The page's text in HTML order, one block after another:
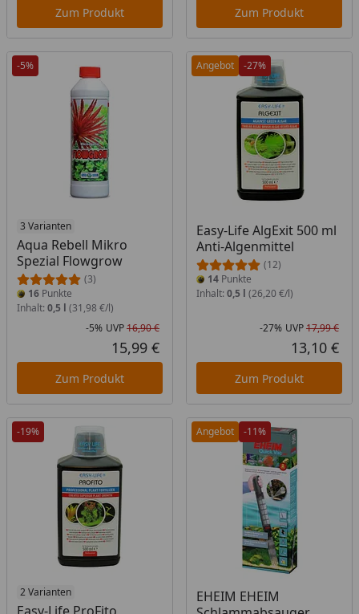
Zum Produkt Zum Produkt
-5%
3 Varianten
Aqua Rebell Mikro
Spezial Flowgrow
(3)
16 Punkte
Inhalt: 0,5 l (31,98 €/l)
Rabatt in Prozent
-5%
Ursprünglicher Preis
UVP16,90 €
Aktueller Preis
15,99 €
Zum Produkt
Angebot -27%
Easy-Life AlgExit 500 ml
Anti-Algenmittel
(12)
14Punkte
Inhalt: 0,5 l (26,20 €/l)
-27% UVP17,99 €
13,10 €
Zum Produkt
-19%
2 Varianten
Angebot -11%
EHEIM EHEIM